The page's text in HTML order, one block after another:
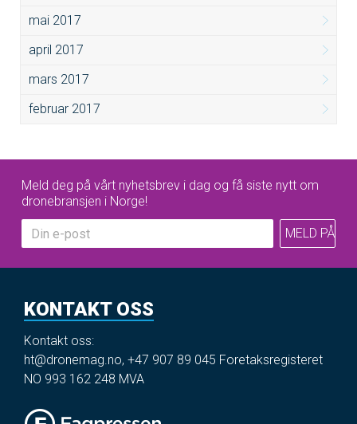
mai 2017
april 2017
mars 2017
februar 2017
Meld deg på vårt nyhetsbrev i dag og få siste nytt om
dronebransjen i Norge!
KONTAKT OSS
Kontakt oss:
ht@dronemag.no, +47 907 89 045 Foretaksregisteret
NO 993 162 248 MVA